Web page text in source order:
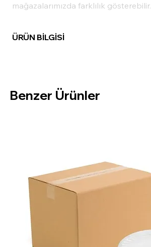
mağazalarımızda farklılık gösterebilir.
ÜRÜN BİLGİSİ
Paket İçi:100 Adet
Benzer Ürünler